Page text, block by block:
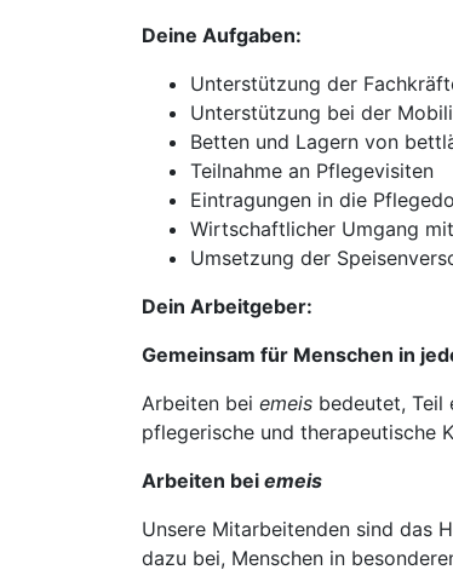
Deine Aufgaben:
Unterstützung der
Unterstützung bei der
Betten und Lagern von
Teilnahme an Pflegevisiten
Eintragungen in die
Wirtschaftlicher Umgang
Umsetzung der
Dein Arbeitgeber:
Gemeinsam für Menschen in
Arbeiten bei emeis bedeutet, Teil
pflegerische und therapeutische
Arbeiten bei emeis
Unsere Mitarbeitenden sind das
dazu bei, Menschen in